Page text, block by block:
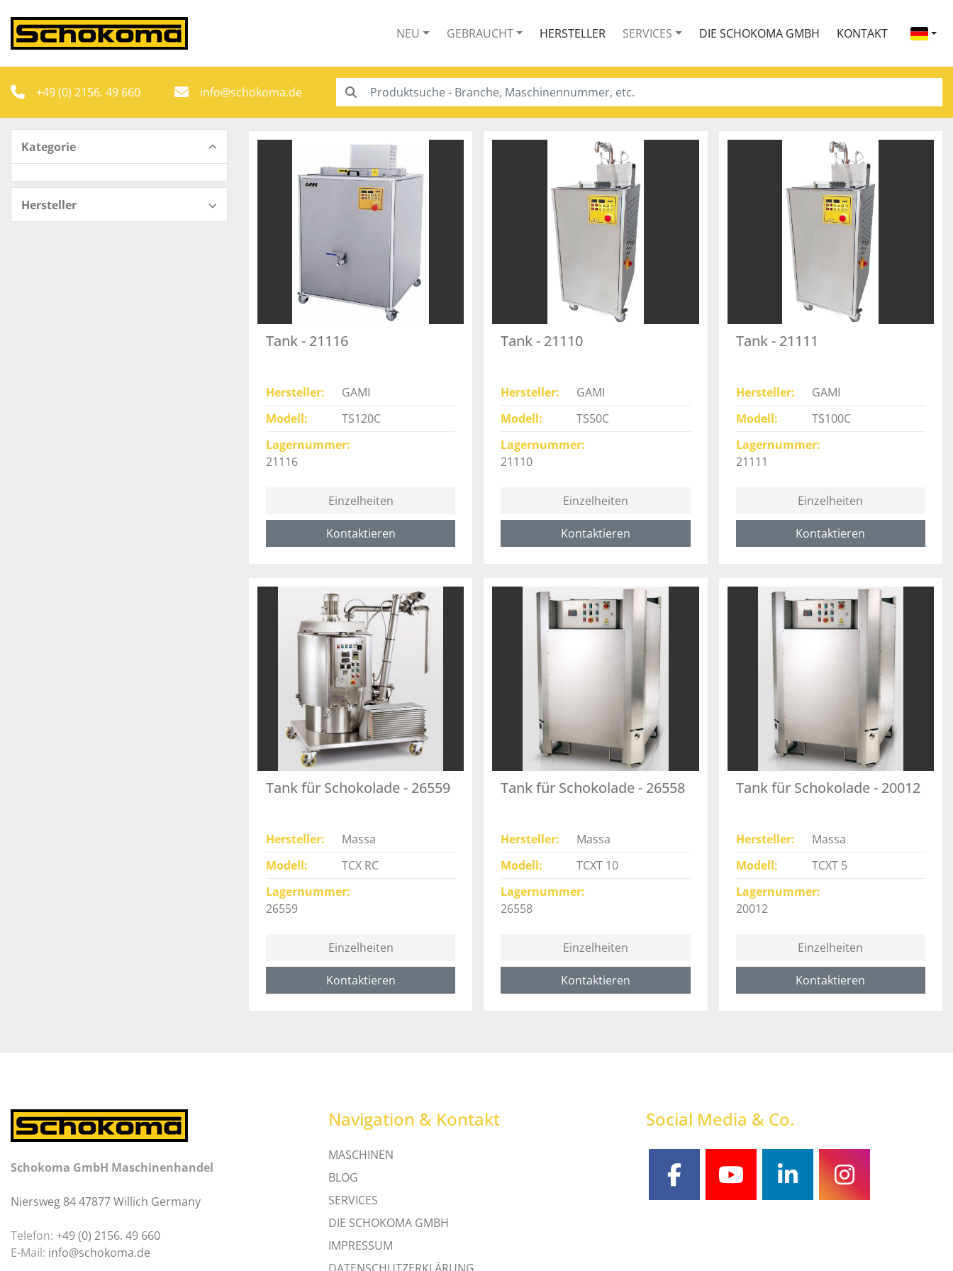
NEU GEBRAUCHT HERSTELLER SERVICES DIE SCHOKOMA GMBH KONTAKT
+49 (0) 2156. 49 660 info@schokoma.de
Kategorie
Hersteller
Tank - 21116
Hersteller
GAMI
Modell
TS120C
Lagernummer
21116
Einzelheiten
Kontaktieren
Tank - 21110
Hersteller
GAMI
Modell
TS50C
Lagernummer
21110
Einzelheiten
Kontaktieren
Tank - 21111
Hersteller
GAMI
Modell
TS100C
Lagernummer
21111
Einzelheiten
Kontaktieren
Tank für Schokolade - 26559
Hersteller
Massa
Modell
TCX RC
Lagernummer
26559
Einzelheiten
Kontaktieren
Tank für Schokolade - 26558
Hersteller
Massa
Modell
TCXT 10
Lagernummer
26558
Einzelheiten
Kontaktieren
Tank für Schokolade - 20012
Hersteller
Massa
Modell
TCXT 5
Lagernummer
20012
Einzelheiten
Kontaktieren
Schokoma GmbH Maschinenhandel
Niersweg 84 47877 Willich Germany
Telefon: +49 (0) 2156. 49 660
E-Mail: info@schokoma.de
Navigation & Kontakt
MASCHINEN
BLOG
SERVICES
DIE SCHOKOMA GMBH
IMPRESSUM
Social Media & Co.
facebookyoutubelinkedininstagram